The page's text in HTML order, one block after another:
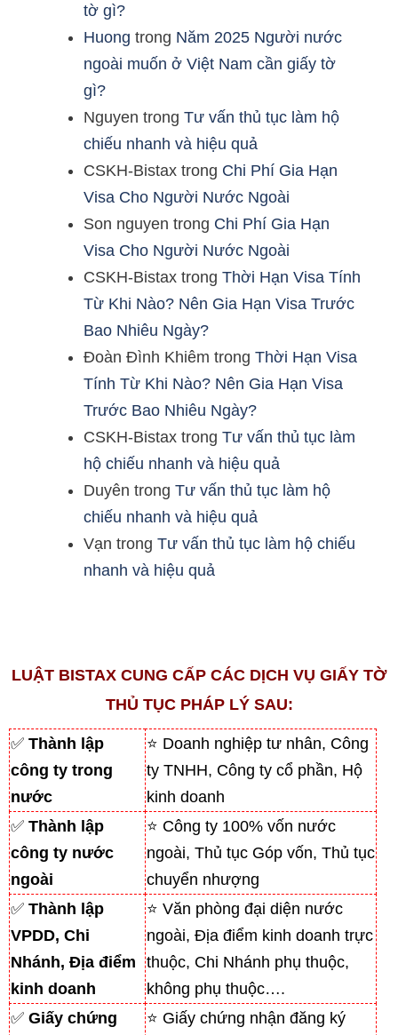
tờ gì?
Huong trong Năm 2025 Người nước
ngoài muốn ở Việt Nam cần giấy tờ
gì?
Nguyen trong Tư vấn thủ tục làm hộ
chiếu nhanh và hiệu quả
CSKH-Bistax trong Chi Phí Gia Hạn
Visa Cho Người Nước Ngoài
Son nguyen trong Chi Phí Gia Hạn
Visa Cho Người Nước Ngoài
CSKH-Bistax trong Thời Hạn Visa Tính
Từ Khi Nào? Nên Gia Hạn Visa Trước
Bao Nhiêu Ngày?
Đoàn Đình Khiêm trong Thời Hạn Visa
Tính Từ Khi Nào? Nên Gia Hạn Visa
Trước Bao Nhiêu Ngày?
CSKH-Bistax trong Tư vấn thủ tục làm
hộ chiếu nhanh và hiệu quả
Duyên trong Tư vấn thủ tục làm hộ
chiếu nhanh và hiệu quả
Vạn trong Tư vấn thủ tục làm hộ chiếu
nhanh và hiệu quả
LUẬT BISTAX CUNG CẤP CÁC DỊCH VỤ GIẤY TỜ
THỦ TỤC PHÁP LÝ SAU:
✅ Thành lập
công ty trong
nước
⭐ Doanh nghiệp tư nhân, Công
ty TNHH, Công ty cổ phần, Hộ
kinh doanh
✅ Thành lập
công ty nước
ngoài
⭐ Công ty 100% vốn nước
ngoài, Thủ tục Góp vốn, Thủ tục
chuyển nhượng
✅ Thành lập
VPDD, Chi
Nhánh, Địa điểm
kinh doanh
⭐ Văn phòng đại diện nước
ngoài, Địa điểm kinh doanh trực
thuộc, Chi Nhánh phụ thuộc,
không phụ thuộc….
✅ Giấy chứng
⭐ Giấy chứng nhận đăng ký